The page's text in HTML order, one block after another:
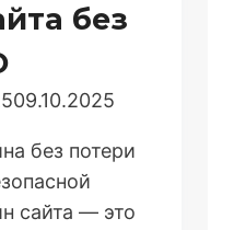
без
09.10.2025
без потери
сайта — это